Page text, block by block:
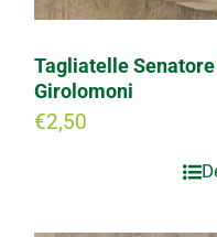
Tagliatelle
Girolomoni
€2,50